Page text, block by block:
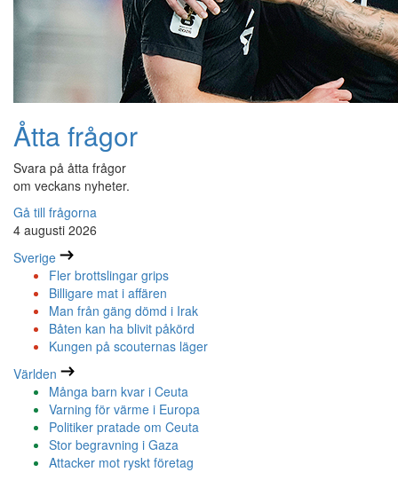
Åtta frågor
Svara på åtta frågor
om veckans nyheter.
Gå till frågorna
4 augusti 2026
Sverige
Fler brottslingar grips
Billigare mat i affären
Man från gäng dömd i Irak
Båten kan ha blivit påkörd
Kungen på scouternas läger
Världen
Många barn kvar i Ceuta
Varning för värme i Europa
Politiker pratade om Ceuta
Stor begravning i Gaza
Attacker mot ryskt företag